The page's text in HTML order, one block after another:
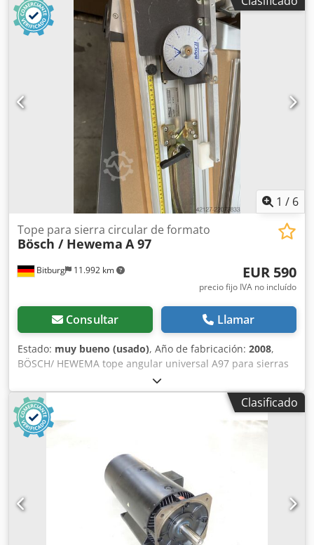
Máquina compatible: - Si está interesado, ofrecemos
servicio de reacondicionamiento, contáctenos. 1KG
20X20X20 Dedpfxsymd Nns Antsck
1 / 6
Bitburg 11.992 km
Tope para sierra circular de formato
Bösch / Hewema A 97
EUR 590
precio fijo IVA no incluído
Consultar Llamar
Estado: muy bueno (usado), Año de fabricación: 2008,
BÖSCH/ HEWEMA tope angular universal A97 para sierras
circulares de formato En posición cerrada se realizan
cortes a 90°. Al ajustar el ángulo de corte, ambos perfiles
de tope se mueven de forma sincronizada. Los cortes
pueden realizarse tanto en el tope delantero como en el
trasero. Dsdpezbytlefx Antock El ángulo de corte se lee en
Clasificado